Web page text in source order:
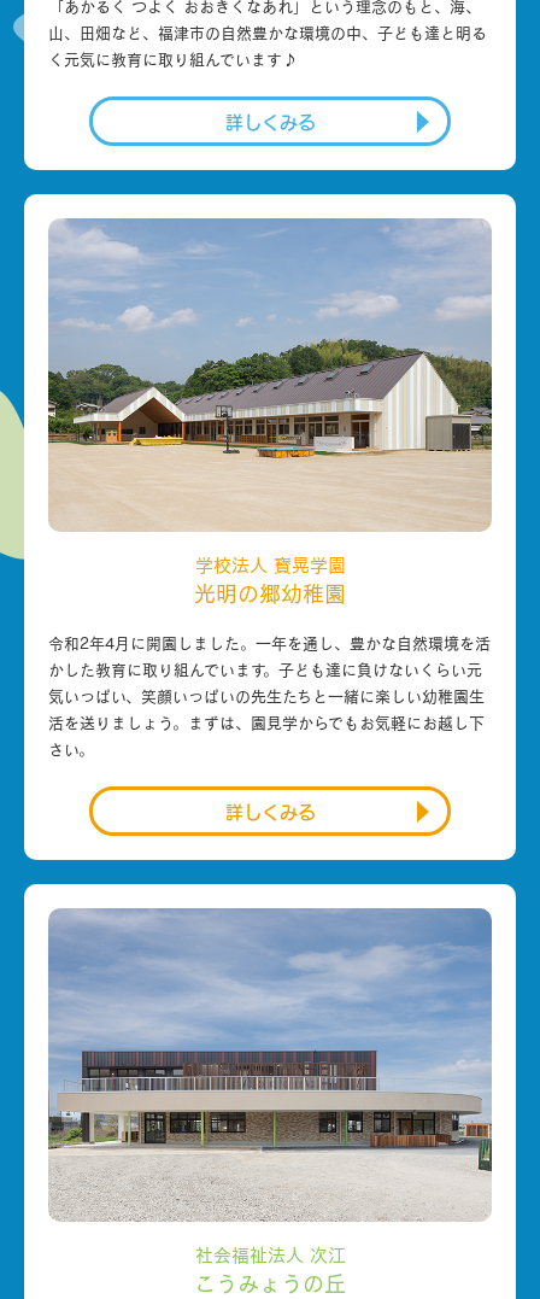
「あかるく つよく おおきくなあれ」という理念のもと、海、
山、田畑など、福津市の自然豊かな環境の中、子ども達と明る
く元気に教育に取り組んでいます♪
詳しくみる
学校法人 寳晃学園
光明の郷幼稚園
令和2年4月に開園しました。一年を通し、豊かな自然環境を活
かした教育に取り組んでいます。子ども達に負けないくらい元
気いっぱい、笑顔いっぱいの先生たちと一緒に楽しい幼稚園生
活を送りましょう。まずは、園見学からでもお気軽にお越し下
さい。
詳しくみる
社会福祉法人 次江
こうみょうの丘